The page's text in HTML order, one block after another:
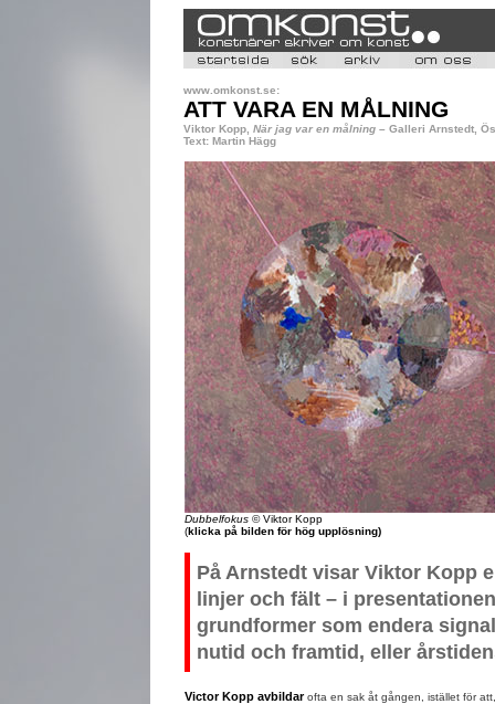
www.omkonst.se:
ATT VARA EN MÅLNING
Viktor Kopp, När jag var en målning – Galleri Arnstedt,
Text: Martin Hägg
Dubbelfokus © Viktor Kopp
(klicka på bilden för hög upplösning)
På Arnstedt visar Viktor Kopp
linjer och fält – i
grundformer som endera
nutid och framtid, eller
Victor Kopp avbildarofta en sak åt gången, istället för